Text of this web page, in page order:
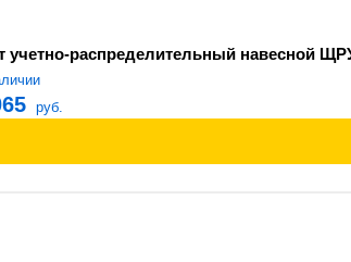
учетно-распределительный навесной
руб.